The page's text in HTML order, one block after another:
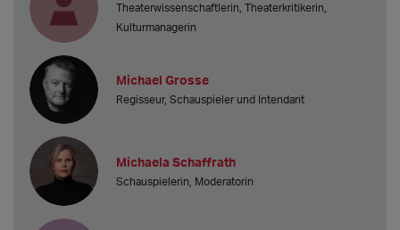
Theaterwissenschaftlerin, Theaterkritikerin,
Kulturmanagerin
Michael Grosse
Regisseur, Schauspieler und Intendant
Michaela Schaffrath
Schauspielerin, Moderatorin